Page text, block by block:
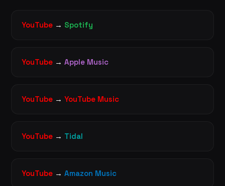
YouTube → Spotify
YouTube → Apple Music
YouTube → YouTube Music
YouTube → Tidal
YouTube → Amazon Music